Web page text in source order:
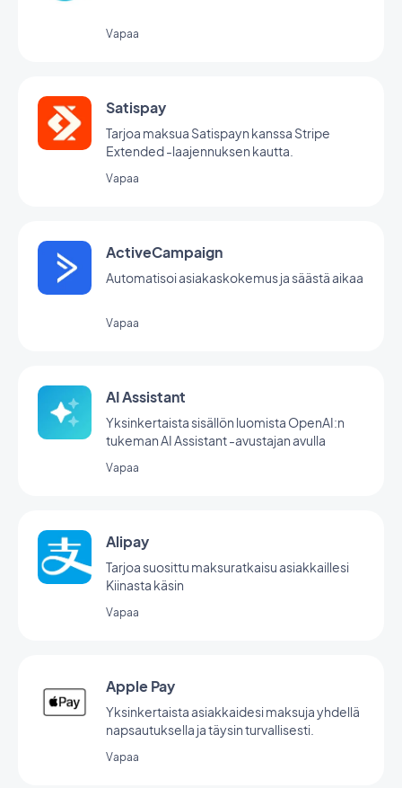
Vapaa
Satispay
Tarjoa maksua Satispayn kanssa Stripe
Extended -laajennuksen kautta.
Vapaa
ActiveCampaign
Automatisoi asiakaskokemus ja säästä aikaa
Vapaa
AI Assistant
Yksinkertaista sisällön luomista OpenAI:n
tukeman AI Assistant -avustajan avulla
Vapaa
Alipay
Tarjoa suosittu maksuratkaisu asiakkaillesi
Kiinasta käsin
Vapaa
Apple Pay
Yksinkertaista asiakkaidesi maksuja yhdellä
napsautuksella ja täysin turvallisesti.
Vapaa